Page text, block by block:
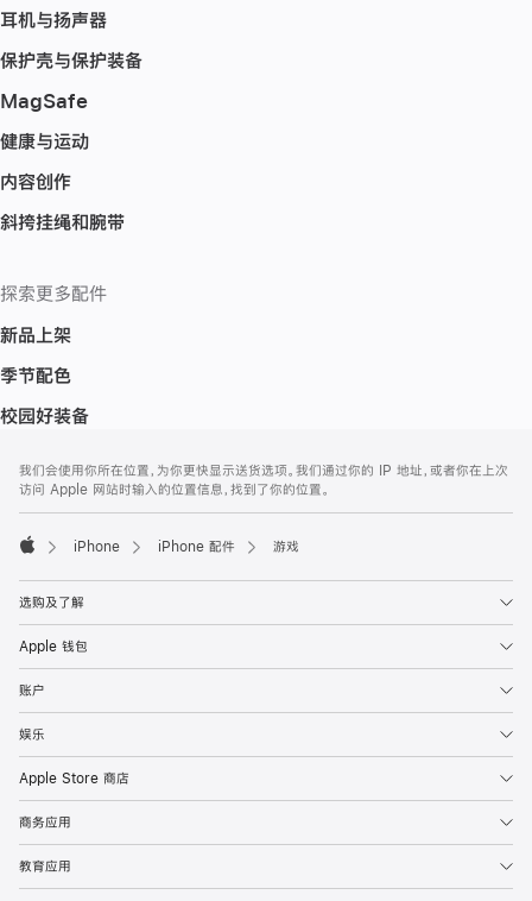
耳机与扬声器
保护壳与保护装备
MagSafe
健康与运动
内容创作
斜挎挂绳和腕带
探索更多配件
新品上架
季节配色
校园好装备
页
页
脚
注
我们会使用你所在位置，为你更快显示送货选项。我们通过你的 IP 地址，或者你在上次
访问 Apple 网站时输入的位置信息，找到了你的位置。
iPhone iPhone 配件 游戏
选购及了解
Apple 钱包
账户
娱乐
Apple Store 商店
商务应用
教育应用